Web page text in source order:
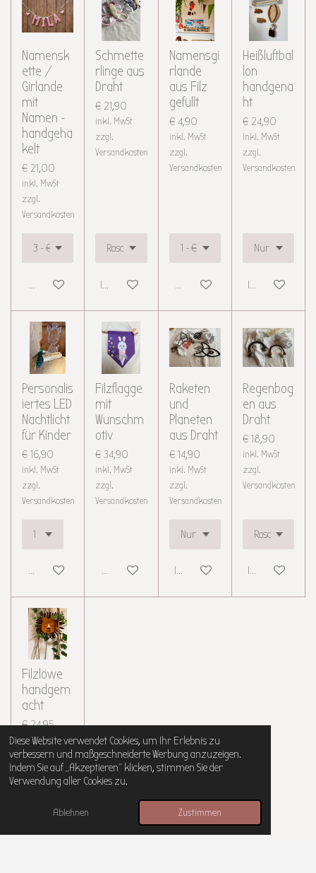
Diese Website verwendet Cookies, um Ihr Erlebnis zu
verbessern und maßgeschneiderte Werbung anzuzeigen.
Indem Sie auf „Akzeptieren“ klicken, stimmen Sie der
Verwendung aller Cookies zu.
Ablehnen Zustimmen
Namensk
ette /
Girlande
mit
Namen -
handgehä
kelt
€ 21,00
inkl. MwSt
zzgl.
Versandkosten
Details anzeigen
Schmette
rlinge aus
Draht
€ 21,90
inkl. MwSt
zzgl.
Versandkosten
In den Warenkorb
Namensgi
rlande
aus Filz
gefüllt
€ 4,90
inkl. MwSt
zzgl.
Versandkosten
Details anzeigen
Heißluftbal
lon
handgenä
ht
€ 24,90
inkl. MwSt
zzgl.
Versandkosten
In den
Personalis
iertes LED
Nachtlicht
für Kinder
€ 16,90
inkl. MwSt
zzgl.
Versandkosten
Details anzeigen
Filzflagge
mit
Wunschm
otiv
€ 34,90
inkl. MwSt
zzgl.
Versandkosten
Details anzeigen
Raketen
und
Planeten
aus Draht
€ 14,90
inkl. MwSt
zzgl.
Versandkosten
In den Warenkorb
Regenbog
en aus
Draht
€ 18,90
inkl. MwSt
zzgl.
Versandkosten
In den
Filzlöwe
handgem
acht
€ 24,95
inkl. MwSt
zzgl.
Versandkosten